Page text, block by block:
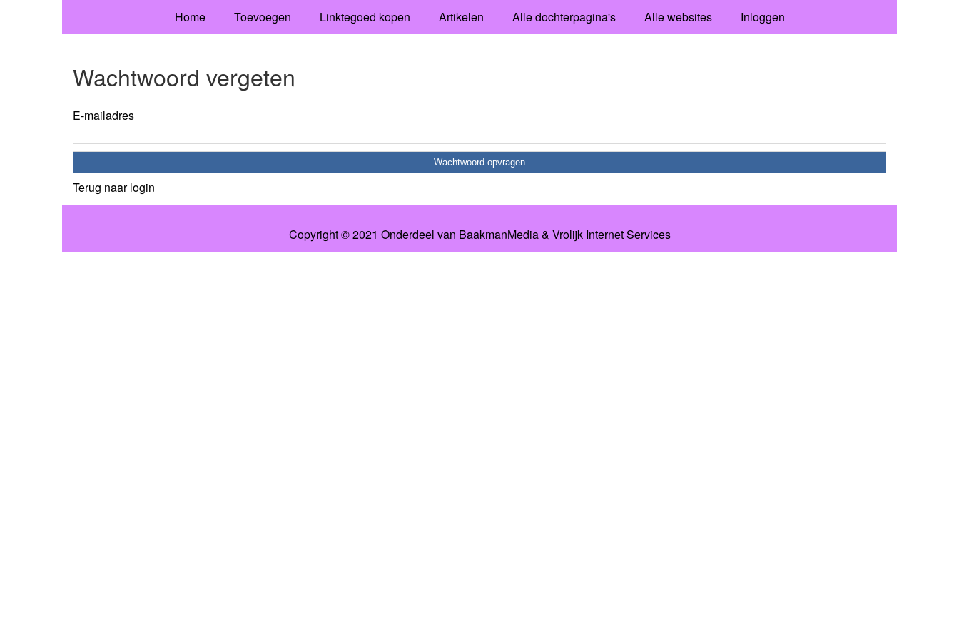
Home Toevoegen Linktegoed kopen Artikelen Alle dochterpagina's Alle websites Inloggen
Wachtwoord vergeten
E-mailadres
Terug naar login
Copyright © 2021 Onderdeel van BaakmanMedia& Vrolijk Internet Services